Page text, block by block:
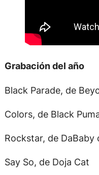
Grabación del año
Black Parade, de
Colors, de Black
Rockstar, de DaBaby
Say So, de Doja Cat